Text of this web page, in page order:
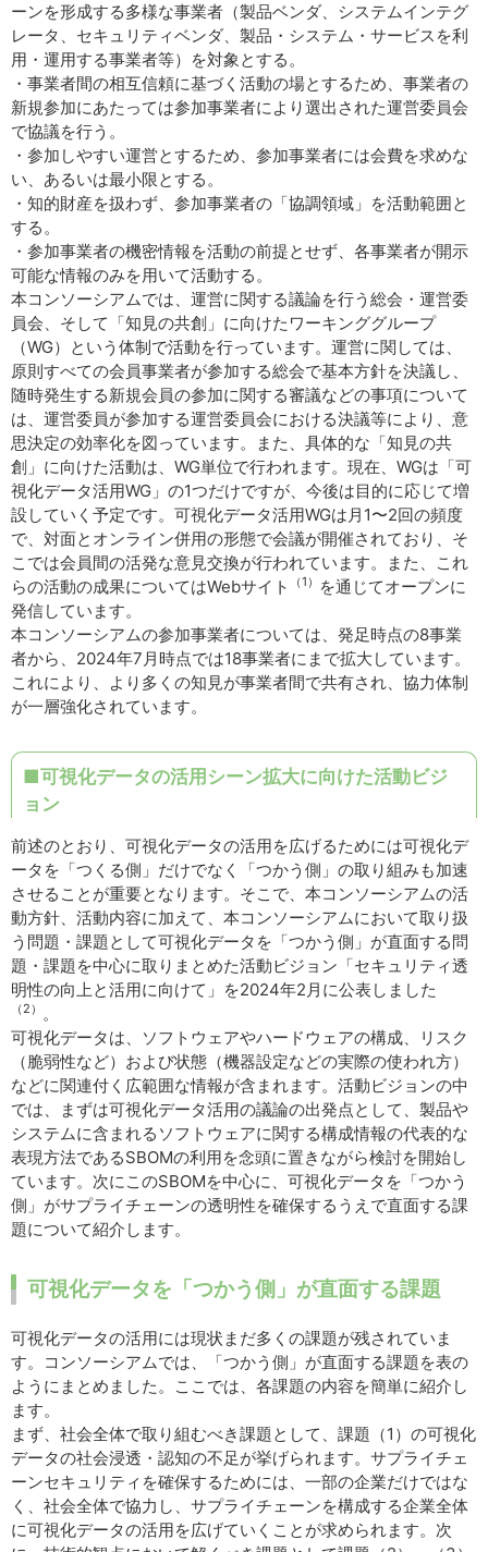
ーンを形成する多様な事業者（製品ベンダ、システムインテグ
レータ、セキュリティベンダ、製品・システム・サービスを利
用・運用する事業者等）を対象とする。
・事業者間の相互信頼に基づく活動の場とするため、事業者の
新規参加にあたっては参加事業者により選出された運営委員会
で協議を行う。
・参加しやすい運営とするため、参加事業者には会費を求めな
い、あるいは最小限とする。
・知的財産を扱わず、参加事業者の「協調領域」を活動範囲と
する。
・参加事業者の機密情報を活動の前提とせず、各事業者が開示
可能な情報のみを用いて活動する。
本コンソーシアムでは、運営に関する議論を行う総会・運営委
員会、そして「知見の共創」に向けたワーキンググループ
（WG）という体制で活動を行っています。運営に関しては、
原則すべての会員事業者が参加する総会で基本方針を決議し、
随時発生する新規会員の参加に関する審議などの事項について
は、運営委員が参加する運営委員会における決議等により、意
思決定の効率化を図っています。また、具体的な「知見の共
創」に向けた活動は、WG単位で行われます。現在、WGは「可
視化データ活用WG」の1つだけですが、今後は目的に応じて増
設していく予定です。可視化データ活用WGは月1〜2回の頻度
で、対面とオンライン併用の形態で会議が開催されており、そ
こでは会員間の活発な意見交換が行われています。また、これ
らの活動の成果についてはWebサイト
（1）
を通じてオープンに
発信しています。
本コンソーシアムの参加事業者については、発足時点の8事業
者から、2024年7月時点では18事業者にまで拡大しています。
これにより、より多くの知見が事業者間で共有され、協力体制
が一層強化されています。
■可視化データの活用シーン拡大に向けた活動ビジ
ョン
前述のとおり、可視化データの活用を広げるためには可視化デ
ータを「つくる側」だけでなく「つかう側」の取り組みも加速
させることが重要となります。そこで、本コンソーシアムの活
動方針、活動内容に加えて、本コンソーシアムにおいて取り扱
う問題・課題として可視化データを「つかう側」が直面する問
題・課題を中心に取りまとめた活動ビジョン「セキュリティ透
明性の向上と活用に向けて」を2024年2月に公表しました
（2） 。
可視化データは、ソフトウェアやハードウェアの構成、リスク
（脆弱性など）および状態（機器設定などの実際の使われ方）
などに関連付く広範囲な情報が含まれます。活動ビジョンの中
では、まずは可視化データ活用の議論の出発点として、製品や
システムに含まれるソフトウェアに関する構成情報の代表的な
表現方法であるSBOMの利用を念頭に置きながら検討を開始し
ています。次にこのSBOMを中心に、可視化データを「つかう
側」がサプライチェーンの透明性を確保するうえで直面する課
題について紹介します。
可視化データを「つかう側」が直面する課題
可視化データの活用には現状まだ多くの課題が残されていま
す。コンソーシアムでは、「つかう側」が直面する課題を表の
ようにまとめました。ここでは、各課題の内容を簡単に紹介し
ます。
まず、社会全体で取り組むべき課題として、課題（1）の可視化
データの社会浸透・認知の不足が挙げられます。サプライチェ
ーンセキュリティを確保するためには、一部の企業だけではな
く、社会全体で協力し、サプライチェーンを構成する企業全体
に可視化データの活用を広げていくことが求められます。次